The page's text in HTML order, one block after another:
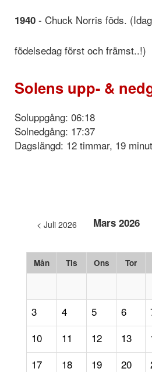
1940 - Chuck Norris föds.
födelsedag först och främst..!)
Solens upp- &
Soluppgång: 06:18
Solnedgång: 17:37
Dagslängd: 12 timmar, 19
< Juli 2026 Mars 2026
Mån Tis Ons Tor
3
4 5 6
10
11 12 13
17
18 19 20